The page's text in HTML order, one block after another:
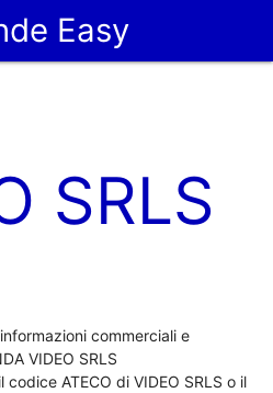
Easy
SRLS
commerciali e
VIDEO SRLS
ATECO di VIDEO SRLS o il